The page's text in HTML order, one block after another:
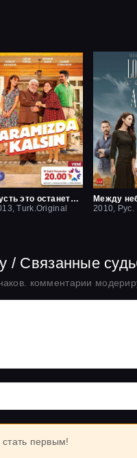
Пусть это останется между нами
Turk.Original
/ Связанные
комментарии
первым!